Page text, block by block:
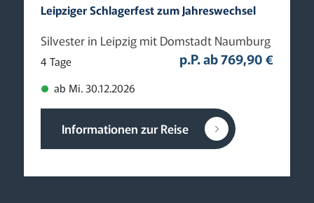
Leipziger Schlagerfest zum Jahreswechsel
Silvester in Leipzig mit Domstadt Naumburg
4 Tage
ab Mi. 30.12.2026
p.P. ab 769,90 €
Informationen zur Reise